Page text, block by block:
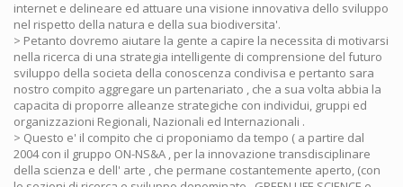
internet e delineare ed attuare una visione innovativa dello sviluppo
nel rispetto della natura e della sua biodiversita'.
> Petanto dovremo aiutare la gente a capire la necessita di motivarsi
nella ricerca di una strategia intelligente di comprensione del futuro
sviluppo della societa della conoscenza condivisa e pertanto sara
nostro compito aggregare un partenariato , che a sua volta abbia la
capacita di proporre alleanze strategiche con individui, gruppi ed
organizzazioni Regionali, Nazionali ed Internazionali .
> Questo e' il compito che ci proponiamo da tempo ( a partire dal
2004 con il gruppo ON-NS&A , per la innovazione transdisciplinare
della scienza e dell' arte , che permane costantemente aperto, (con